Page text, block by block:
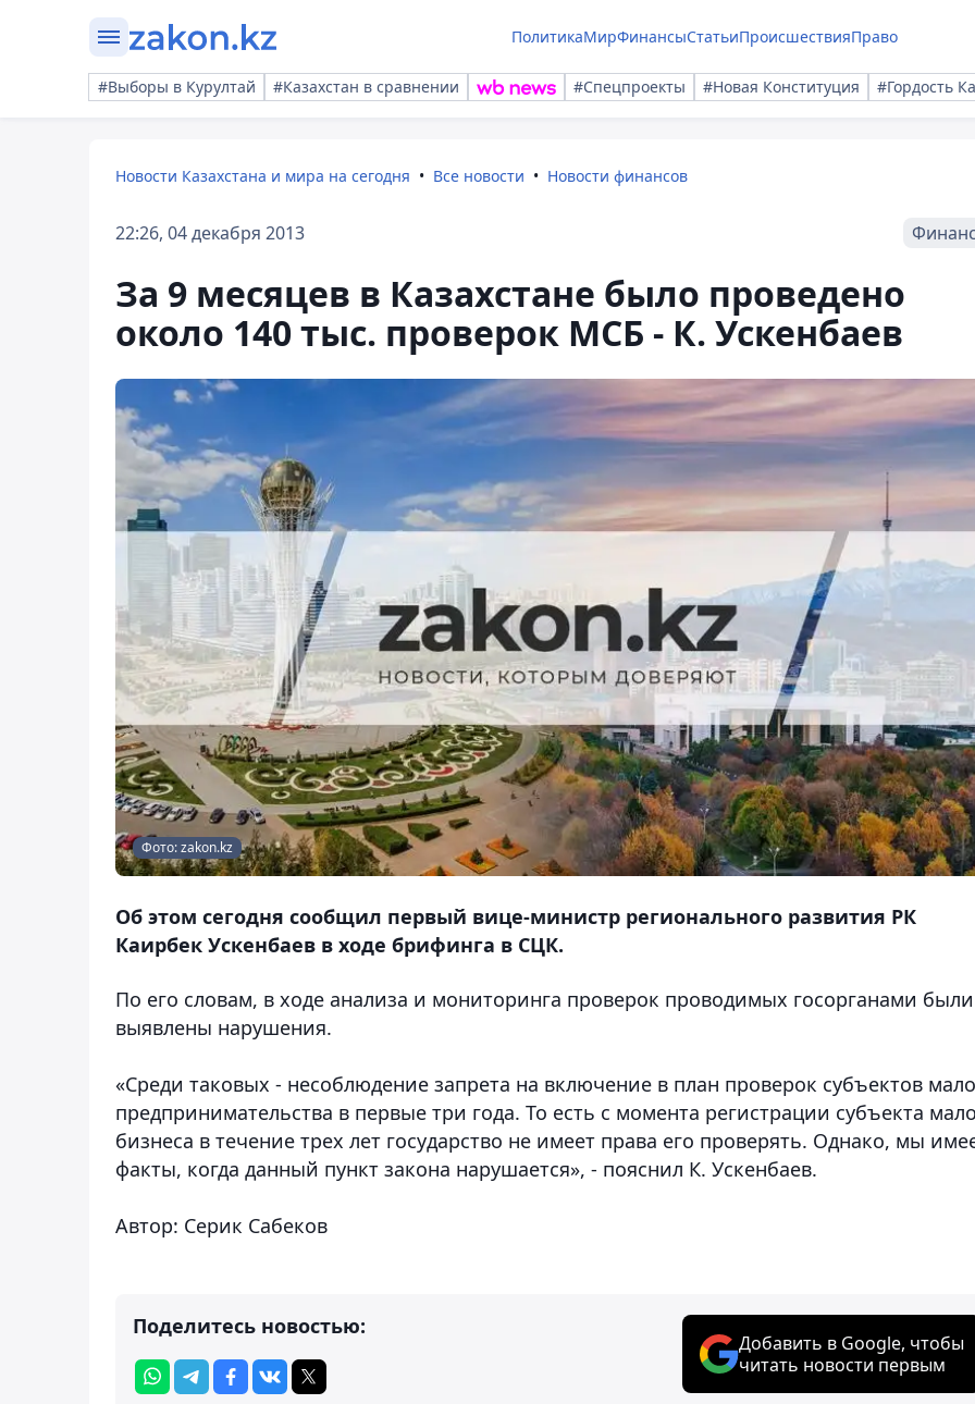
ПолитикаМирФинансыСтатьиПроисшествияПраво
#Выборы в Курултай #Казахстан в сравнении #Спецпроекты #Новая Конституция #Гордость
Новости Казахстана и мира на сегодня Все новости Новости финансов
22:26, 04 декабря 2013
За 9 месяцев в Казахстане было проведено
около 140 тыс. проверок МСБ - К. Ускенбаев
Фото: zakon.kz
Об этом сегодня сообщил первый вице-министр регионального развития РК
Каирбек Ускенбаев в ходе брифинга в СЦК.
По его словам, в ходе анализа и мониторинга проверок проводимых госорганами были
выявлены нарушения.
«Среди таковых - несоблюдение запрета на включение в план проверок субъектов
предпринимательства в первые три года. То есть с момента регистрации субъекта
бизнеса в течение трех лет государство не имеет права его проверять. Однако, мы
факты, когда данный пункт закона нарушается», - пояснил К. Ускенбаев.
Автор: Серик Сабеков
Поделитесь новостью:
Добавить в Google, чтобы
читать новости первым